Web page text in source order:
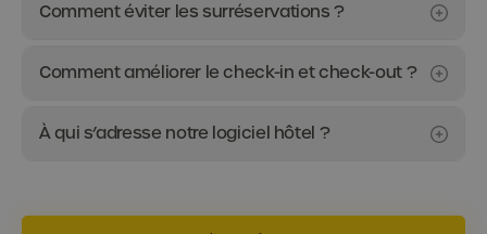
Comment éviter les surréservations ?
Comment améliorer le check-in et check-out ?
À qui s’adresse notre logiciel hôtel ?